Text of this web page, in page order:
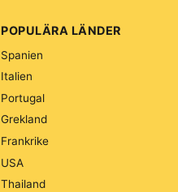
POPULÄRA LÄNDER
Spanien
Italien
Portugal
Grekland
Frankrike
USA
Thailand